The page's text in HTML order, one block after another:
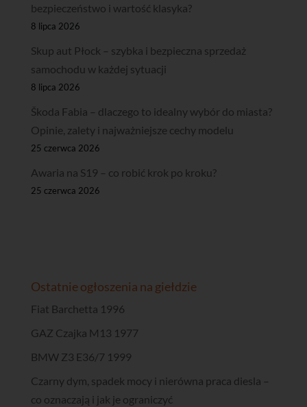
bezpieczeństwo i wartość klasyka?
8 lipca 2026
Skup aut Płock – szybka i bezpieczna sprzedaż
samochodu w każdej sytuacji
8 lipca 2026
Škoda Fabia – dlaczego to idealny wybór do miasta?
Opinie, zalety i najważniejsze cechy modelu
25 czerwca 2026
Awaria na S19 – co robić krok po kroku?
25 czerwca 2026
Ostatnie ogłoszenia na giełdzie
Fiat Barchetta 1996
GAZ Czajka M13 1977
BMW Z3 E36/7 1999
Czarny dym, spadek mocy i nierówna praca diesla –
co oznaczają i jak je ograniczyć